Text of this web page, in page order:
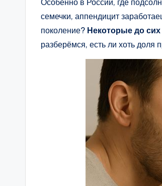
Особенно в России, где
семечки, аппендицит
поколение? Некоторые до сих
разберёмся, есть ли хоть